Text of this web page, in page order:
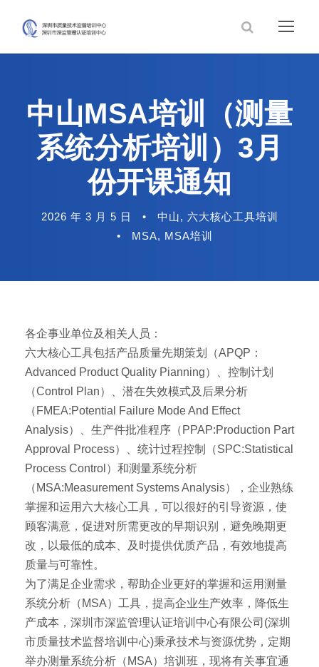
中山MSA培训（测量
系统分析培训）3月
份开课通知
2026 年 3 月 5 日 • 中山, 六大核心工具培训
•
MSA, MSA培训
各企事业单位及相关人员：
六大核心工具包括产品质量先期策划（APQP：
Advanced Product Quality Pianning）、控制计划
（Control Plan）、潜在失效模式及后果分析
（FMEA:Potential Failure Mode And Effect
Analysis）、生产件批准程序（PPAP:Production Part
Approval Process）、统计过程控制（SPC:Statistical
Process Control）和测量系统分析
（MSA:Measurement Systems Analysis），企业熟练
掌握和运用六大核心工具，可以很好的引导资源，使
顾客满意，促进对所需更改的早期识别，避免晚期更
改，以最低的成本、及时提供优质产品，有效地提高
质量与可靠性。
为了满足企业需求，帮助企业更好的掌握和运用测量
系统分析（MSA）工具，提高企业生产效率，降低生
产成本，深圳市深监管理认证培训中心有限公司(深圳
市质量技术监督培训中心)秉承技术与资源优势，定期
举办测量系统分析（MSA）培训班，现将有关事宜通